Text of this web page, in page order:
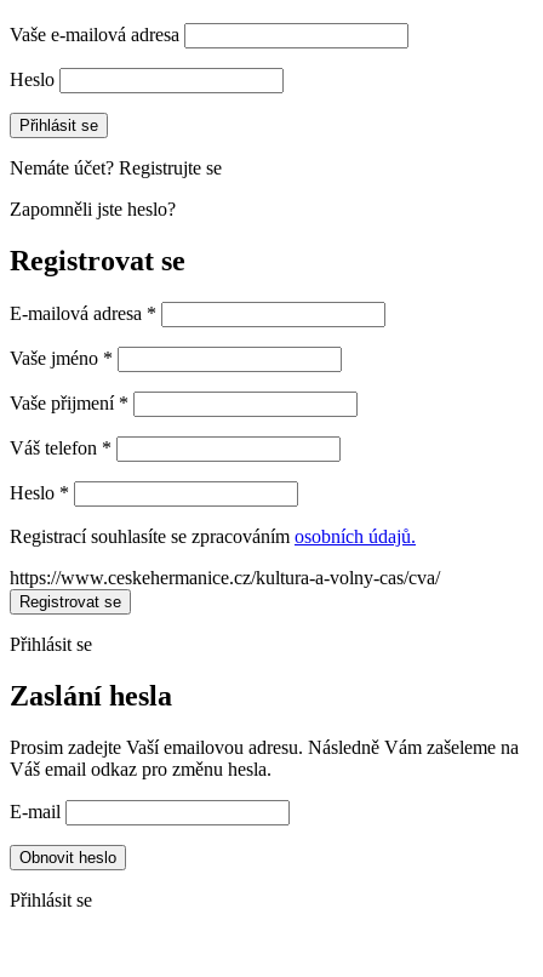
Vaše e-mailová adresa
Heslo
Přihlásit se
Nemáte účet? Registrujte se
Zapomněli jste heslo?
Registrovat se
E-mailová adresa *
Vaše jméno *
Vaše přijmení *
Váš telefon *
Heslo *
Registrací souhlasíte se zpracováním osobních údajů.
https://www.ceskehermanice.cz/kultura-a-volny-cas/cva/
Registrovat se
Přihlásit se
Zaslání hesla
Prosim zadejte Vaší emailovou adresu. Následně Vám zašeleme na
Váš email odkaz pro změnu hesla.
E-mail
Obnovit heslo
Přihlásit se